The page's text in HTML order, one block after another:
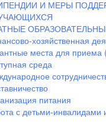
И МЕРЫ
хозяйственная
места для приема
среда
питания
с детьми-инвалидами